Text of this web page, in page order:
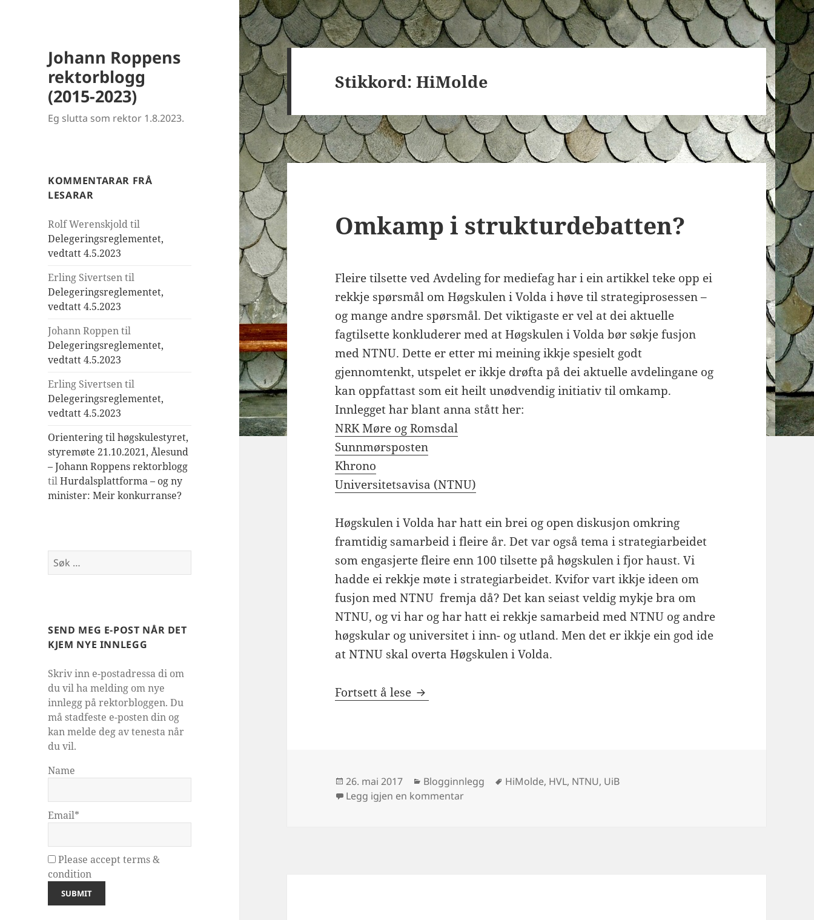
Johann Roppens
rektorblogg
(2015-2023)
Eg slutta som rektor 1.8.2023.
KOMMENTARAR FRÅ
LESARAR
Rolf Werenskjoldtil
Delegeringsreglementet,
vedtatt 4.5.2023
Erling Sivertsentil
Delegeringsreglementet,
vedtatt 4.5.2023
Johann Roppentil
Delegeringsreglementet,
vedtatt 4.5.2023
Erling Sivertsentil
Delegeringsreglementet,
vedtatt 4.5.2023
Orientering til høgskulestyret,
styremøte 21.10.2021, Ålesund
– Johann Roppens rektorblogg
tilHurdalsplattforma – og ny
minister: Meir konkurranse?
Søk
etter:
SEND MEG E-POST NÅR DET
KJEM NYE INNLEGG
Skriv inn e-postadressa di om
du vil ha melding om nye
innlegg på rektorbloggen. Du
må stadfeste e-posten din og
kan melde deg av tenesta når
du vil.
Name
Email*
Please accept terms &
condition
Stikkord:HiMolde
Omkamp i strukturdebatten?
Fleire tilsette ved Avdeling for mediefag har i ein artikkel teke opp ei
rekkje spørsmål om Høgskulen i Volda i høve til strategiprosessen –
og mange andre spørsmål. Det viktigaste er vel at dei aktuelle
fagtilsette konkluderer med at Høgskulen i Volda bør søkje fusjon
med NTNU. Dette er etter mi meining ikkje spesielt godt
gjennomtenkt, utspelet er ikkje drøfta på dei aktuelle avdelingane og
kan oppfattast som eit heilt unødvendig initiativ til omkamp.
Innlegget har blant anna stått her:
NRK Møre og Romsdal
Sunnmørsposten
Khrono
Universitetsavisa (NTNU)
Høgskulen i Volda har hatt ein brei og open diskusjon omkring
framtidig samarbeid i fleire år. Det var også tema i strategiarbeidet
som engasjerte fleire enn 100 tilsette på høgskulen i fjor haust. Vi
hadde ei rekkje møte i strategiarbeidet. Kvifor vart ikkje ideen om
fusjon med NTNU fremja då? Det kan seiast veldig mykje bra om
NTNU, og vi har og har hatt ei rekkje samarbeid med NTNU og andre
høgskular og universitet i inn- og utland. Men det er ikkje ein god ide
at NTNU skal overta Høgskulen i Volda.
Fortsett å lese Omkamp i strukturdebatten?
Publisert
26. mai 2017 Kategorier
Blogginnlegg Stikkord
HiMolde, HVL, NTNU, UiB
Legg igjen en kommentartil Omkamp i strukturdebatten?